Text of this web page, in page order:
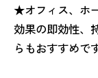
★オフィス、ホ
効果の即効性、
らもおすすめで